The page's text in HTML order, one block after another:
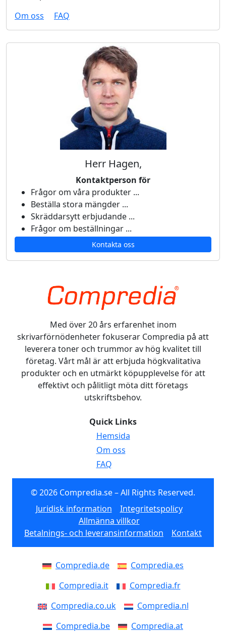
Om oss
FAQ
Herr Hagen,
Kontaktperson för
Frågor om våra produkter ...
Beställa stora mängder ...
Skräddarsytt erbjudande ...
Frågor om beställningar ...
Kontakta oss
Med över 20 års erfarenhet inom
skrivarförnödenheter fokuserar Compredia på att
leverera toner och trummor av hög kvalitet till
företag. Vårt mål är att erbjuda högkvalitativa
produkter och en utmärkt köpupplevelse för att
effektivt och pålitligt möta ditt företags
utskriftsbehov.
Quick Links
Hemsida
Om oss
FAQ
© 2026 Compredia.se – All Rights Reserved.
Juridisk information
Integritetspolicy
Allmänna villkor
Betalnings- och leveransinformation
Kontakt
Compredia.de
Compredia.es
Compredia.it
Compredia.fr
Compredia.co.uk
Compredia.nl
Compredia.be
Compredia.at